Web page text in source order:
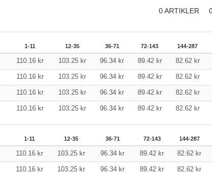
0ARTIKLER
1-11 12-35 36-71 72-143 144-287
110.16 kr 103.25 kr 96.34 kr 89.42 kr 82.62 kr
110.16 kr 103.25 kr 96.34 kr 89.42 kr 82.62 kr
110.16 kr 103.25 kr 96.34 kr 89.42 kr 82.62 kr
110.16 kr 103.25 kr 96.34 kr 89.42 kr 82.62 kr
1-11 12-35 36-71 72-143 144-287
110.16 kr 103.25 kr 96.34 kr 89.42 kr 82.62 kr
110.16 kr 103.25 kr 96.34 kr 89.42 kr 82.62 kr